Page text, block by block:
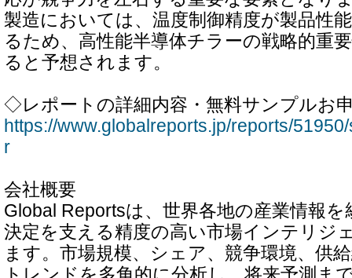
製造においては、温度制御精度が製品性
るため、高性能半導体チラーの戦略的重
ると予想されます。
◇レポートの詳細内容・無料サンプルお
https://www.globalreports.jp/reports/
r
会社概要
Global Reportsは、世界各地の産業情報
決定を支える精度の高い市場インテリジ
ます。市場規模、シェア、競争環境、供